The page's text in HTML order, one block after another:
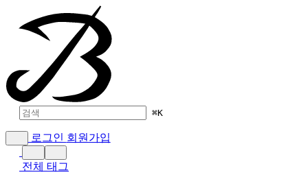
⌘K
로그인 회원가입
전체 태그